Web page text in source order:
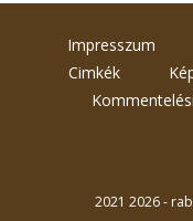
Impresszum
Cimkék
2021 2026 -